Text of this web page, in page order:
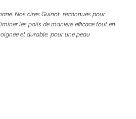
Nos cires Guinot, reconnues pour
les poils de manière efficace tout en
et durable, pour une peau